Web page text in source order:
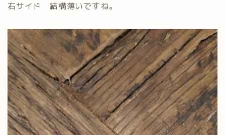
右サイド 結構薄いですね。